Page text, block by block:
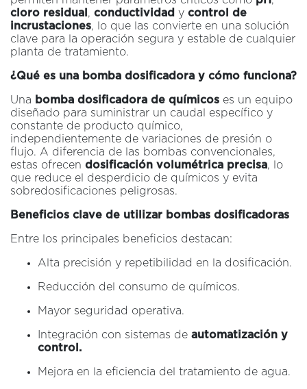
cloro residual , conductividad y control de
incrustaciones, lo que las convierte en una solución
clave para la operación segura y estable de cualquier
planta de tratamiento.
¿Qué es una bomba dosificadora y cómo funciona?
Una bomba dosificadora de químicos es un equipo
diseñado para suministrar un caudal específico y
constante de producto químico,
independientemente de variaciones de presión o
flujo. A diferencia de las bombas convencionales,
estas ofrecen dosificación volumétrica precisa, lo
que reduce el desperdicio de químicos y evita
sobredosificaciones peligrosas.
Beneficios clave de utilizar bombas dosificadoras
Entre los principales beneficios destacan:
Alta precisión y repetibilidad en la dosificación.
Reducción del consumo de químicos.
Mayor seguridad operativa.
Integración con sistemas de automatización y
control.
Mejora en la eficiencia del tratamiento de agua.